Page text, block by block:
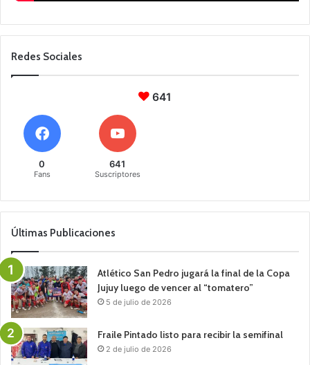
Redes Sociales
641
0
Fans
641
Suscriptores
Últimas Publicaciones
Atlético San Pedro jugará la final de la Copa
Jujuy luego de vencer al “tomatero”
5 de julio de 2026
Fraile Pintado listo para recibir la semifinal
2 de julio de 2026